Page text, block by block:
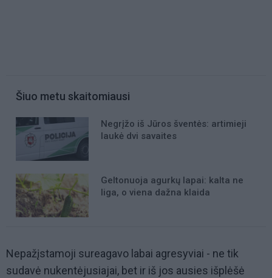
Šiuo metu skaitomiausi
Negrįžo iš Jūros šventės: artimieji
laukė dvi savaites
Geltonuoja agurkų lapai: kalta ne
liga, o viena dažna klaida
Nepažįstamoji sureagavo labai agresyviai - ne tik
sudavė nukentėjusiajai, bet ir iš jos ausies išplėšė